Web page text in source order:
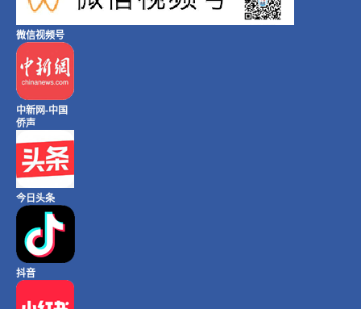
微信视频号
中新网-中国
侨声
今日头条
抖音